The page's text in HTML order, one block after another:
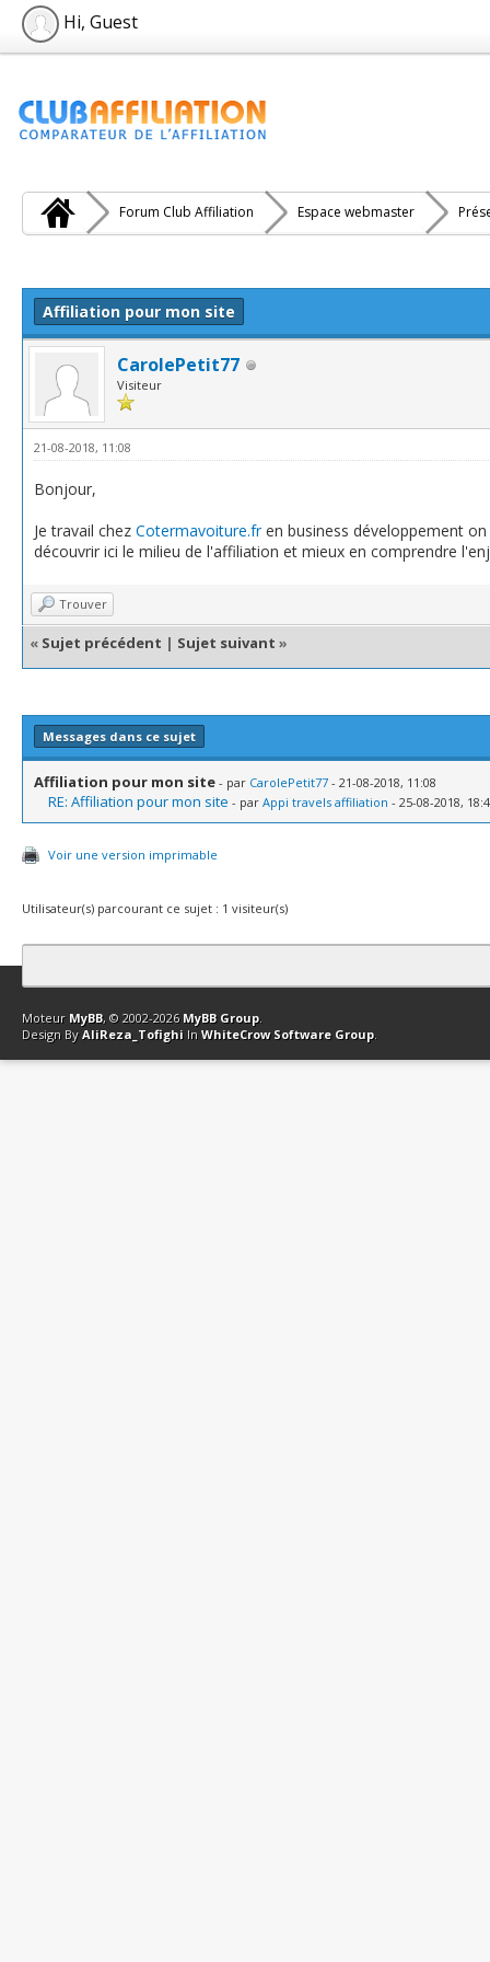
Hi, Guest
Forum Club Affiliation Espace webmaster
Affiliation pour mon site
CarolePetit77
Visiteur
21-08-2018, 11:08
Bonjour,
Je travail chez Cotermavoiture.fren business développement
découvrir ici le milieu de l'affiliation et mieux en comprendre
Trouver
« Sujet précédent | Sujet suivant »
Messages dans ce sujet
Affiliation pour mon site - par CarolePetit77 - 21-08-2018, 11:08
RE: Affiliation pour mon site - par Appi travels affiliation - 25-08-2018,
Voir une version imprimable
Utilisateur(s) parcourant ce sujet : 1 visiteur(s)
Contact Club Affiliation Retourner en haut Version bas-débit
Moteur MyBB, © 2002-2026 MyBB Group.
Design By AliReza_Tofighi In WhiteCrow Software Group.